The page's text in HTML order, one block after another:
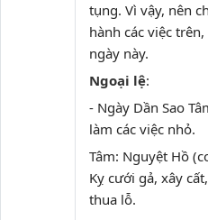
tụng. Vì vậy, nên
hành các việc
ngày này.
Ngoại lệ:
- Ngày Dần Sao
làm các việc nhỏ.
Tâm: Nguyệt Hồ
Kỵ cưới gả, xây
thua lỗ.